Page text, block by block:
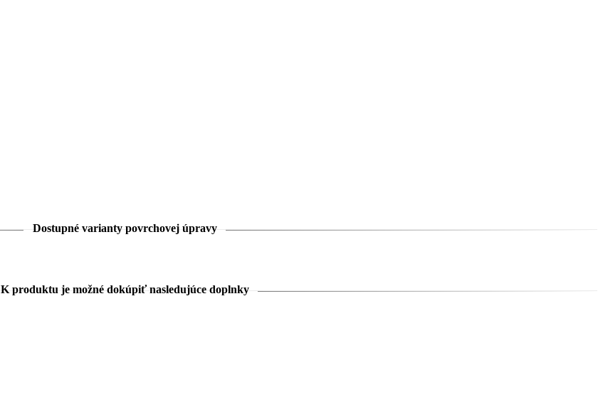
Dostupné varianty povrchovej úpravy
K produktu je možné dokúpiť nasledujúce doplnky